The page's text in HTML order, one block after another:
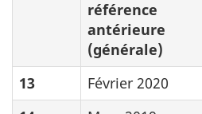
référence
antérieure
(générale)
13 Février 2020